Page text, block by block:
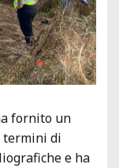
fornito un
termini di
e ha